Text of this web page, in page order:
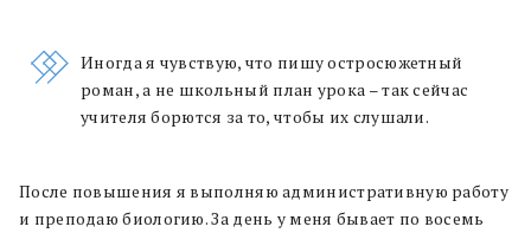
Иногда я чувствую, что пишу остросюжетный
роман, а не школьный план урока – так сейчас
учителя борются за то, чтобы их слушали.
После повышения я выполняю административную работу
и преподаю биологию. За день у меня бывает по восемь